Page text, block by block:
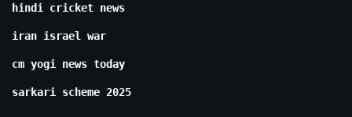
hindi cricket news
iran israel war
cm yogi news today
sarkari scheme 2025